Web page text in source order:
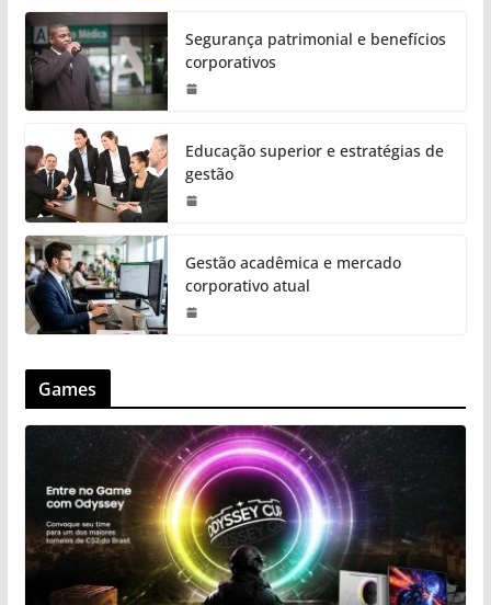
Segurança patrimonial e benefícios
corporativos
Educação superior e estratégias de
gestão
Gestão acadêmica e mercado
corporativo atual
Games